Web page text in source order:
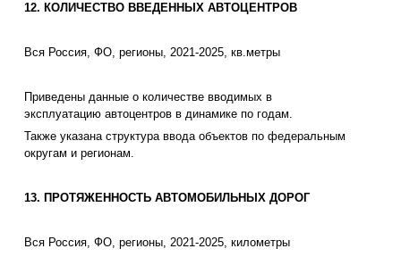
12. КОЛИЧЕСТВО ВВЕДЕННЫХ АВТОЦЕНТРОВ
Вся Россия, ФО, регионы, 2021-2025, кв.метры
Приведены данные о количестве вводимых в
эксплуатацию автоцентров в динамике по годам.
Также указана структура ввода объектов по федеральным
округам и регионам.
13. ПРОТЯЖЕННОСТЬ АВТОМОБИЛЬНЫХ ДОРОГ
Вся Россия, ФО, регионы, 2021-2025, километры